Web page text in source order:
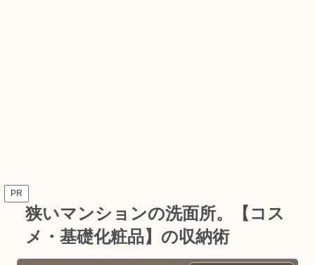
PR
狭いマンションの洗面所。【コス
メ・基礎化粧品】の収納術